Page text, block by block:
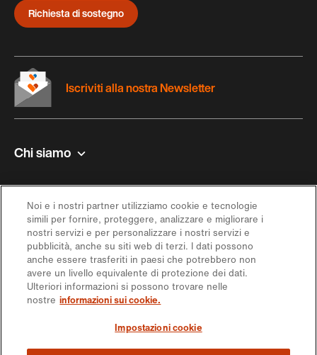
Richiesta di sostegno
Chi siamo
Contatto e aiuto
Ispirazione
Offerta
Iscriviti alla nostra Newsletter
Seguici sui social media
Noi e i nostri partner utilizziamo cookie e tecnologie
simili per fornire, proteggere, analizzare e migliorare i
nostri servizi e per personalizzare i nostri servizi e
pubblicità, anche su siti web di terzi. I dati possono
anche essere trasferiti in paesi che potrebbero non
avere un livello equivalente di protezione dei dati.
Ulteriori informazioni si possono trovare nelle
nostre informazioni sui cookie.
Impostazioni cookie